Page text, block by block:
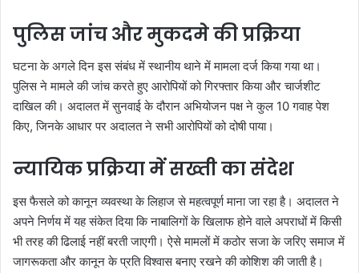
पुलिस जांच और मुकदमे की प्रक्रिया
घटना के अगले दिन इस संबंध में स्थानीय थाने में मामला दर्ज किया गया था।
पुलिस ने मामले की जांच करते हुए आरोपियों को गिरफ्तार किया और चार्जशीट
दाखिल की। अदालत में सुनवाई के दौरान अभियोजन पक्ष ने कुल 10 गवाह पेश
किए, जिनके आधार पर अदालत ने सभी आरोपियों को दोषी पाया।
न्यायिक प्रक्रिया में सख्ती का संदेश
इस फैसले को कानून व्यवस्था के लिहाज से महत्वपूर्ण माना जा रहा है। अदालत ने
अपने निर्णय में यह संकेत दिया कि नाबालिगों के खिलाफ होने वाले अपराधों में किसी
भी तरह की ढिलाई नहीं बरती जाएगी। ऐसे मामलों में कठोर सजा के जरिए समाज में
जागरूकता और कानून के प्रति विश्वास बनाए रखने की कोशिश की जाती है।